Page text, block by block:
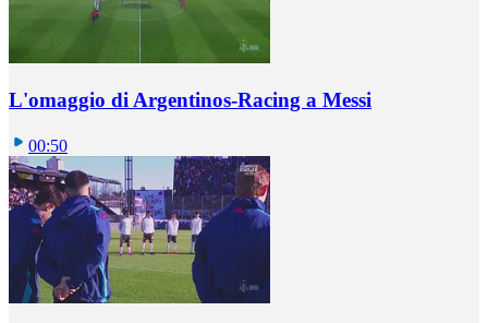
L'omaggio di Argentinos-Racing a Messi
00:50